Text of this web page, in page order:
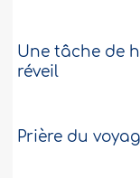
Une tâche de
réveil
Prière du